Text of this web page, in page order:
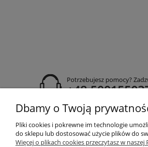
Potrzebujesz pomocy?
+48
godziny otwarcia:
Sobota 9:30-13:30
obuwiehigo@gmail.com
Dbamy o Twoją
Pliki cookies i pokrewne im technologie
do sklepu lub dostosować użycie plików do
Więcej o plikach cookies przeczytasz w